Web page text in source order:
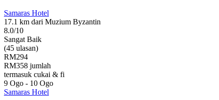
Samaras Hotel
17.1 km dari Muzium Byzantin
8.0/10
Sangat Baik
(45 ulasan)
RM294
RM358 jumlah
termasuk cukai & fi
9 Ogo - 10 Ogo
Samaras Hotel